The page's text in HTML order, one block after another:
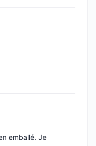
emballé. Je